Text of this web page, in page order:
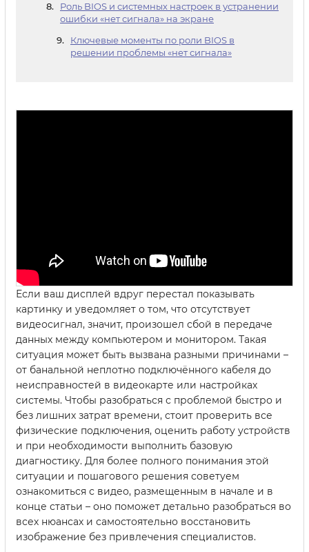
Роль BIOS и системных настроек в устранении
ошибки «нет сигнала» на экране
Ключевые моменты по роли BIOS в
решении проблемы «нет сигнала»
Если ваш дисплей вдруг перестал показывать
картинку и уведомляет о том, что отсутствует
видеосигнал, значит, произошел сбой в передаче
данных между компьютером и монитором. Такая
ситуация может быть вызвана разными причинами –
от банальной неплотно подключённого кабеля до
неисправностей в видеокарте или настройках
системы. Чтобы разобраться с проблемой быстро и
без лишних затрат времени, стоит проверить все
физические подключения, оценить работу устройств
и при необходимости выполнить базовую
диагностику. Для более полного понимания этой
ситуации и пошагового решения советуем
ознакомиться с видео, размещенным в начале и в
конце статьи – оно поможет детально разобраться во
всех нюансах и самостоятельно восстановить
изображение без привлечения специалистов.